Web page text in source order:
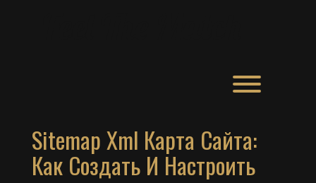
Sitemap Xml Карта Сайта:
Как Создать И Настроить